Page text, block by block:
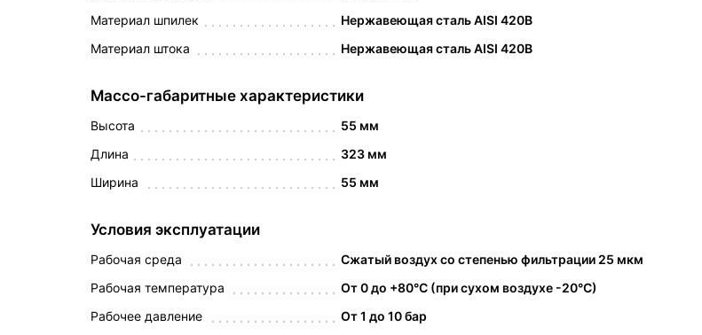
Материал шпилек
Нержавеющая сталь AISI 420B
Материал штока
Нержавеющая сталь AISI 420B
Массо-габаритные характеристики
Высота
55 мм
Длина
323 мм
Ширина
55 мм
Условия эксплуатации
Рабочая среда
Сжатый воздух со степенью фильтрации 25 мкм
Рабочая температура
От 0 до +80°C (при сухом воздухе -20°C)
Рабочее давление
От 1 до 10 бар